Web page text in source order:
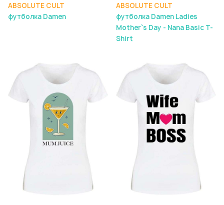
ABSOLUTE CULT
футболка Damen
ABSOLUTE CULT
футболка Damen Ladies
Mother`s Day - Nana Basic T-
Shirt